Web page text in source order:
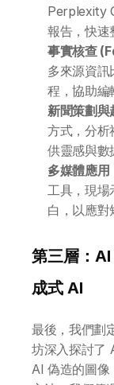
Perplexity
報告，快速
事實核查
多來源資
程，協助編
新聞策劃與
方式，分析
供靈感與數
多媒體應用
工具，現
白，以應對
第三層：
成式 AI
最後，我們劃
坊深入探討了
AI 偽造的圖像